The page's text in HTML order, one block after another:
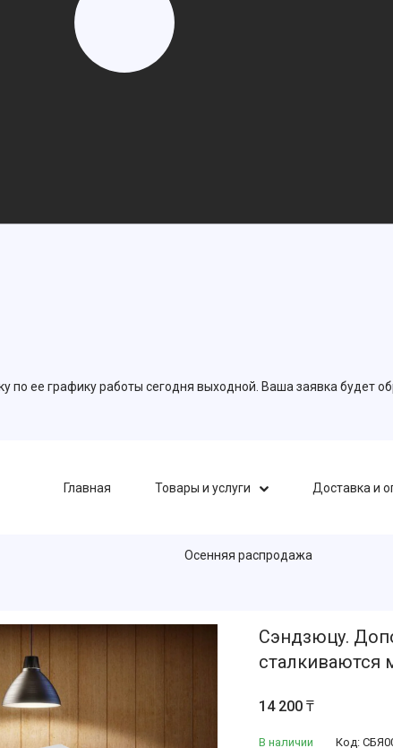
ее графику работы сегодня выходной. Ваша заявка будет
Главная Товары и услуги Доставка и
Осенняя распродажа
Сэндзюцу.
сталкиваются
14 200 ₸
В наличии Код: